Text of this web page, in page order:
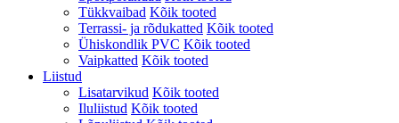
Tükkvaibad Kõik tooted
Terrassi- ja rõdukatted Kõik tooted
Ühiskondlik PVC Kõik tooted
Vaipkatted Kõik tooted
Liistud
Lisatarvikud Kõik tooted
Iluliistud Kõik tooted